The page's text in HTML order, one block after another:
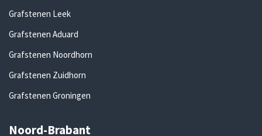
Grafstenen Leek
Grafstenen Aduard
Grafstenen Noordhorn
Grafstenen Zuidhorn
Grafstenen Groningen
Noord-Brabant